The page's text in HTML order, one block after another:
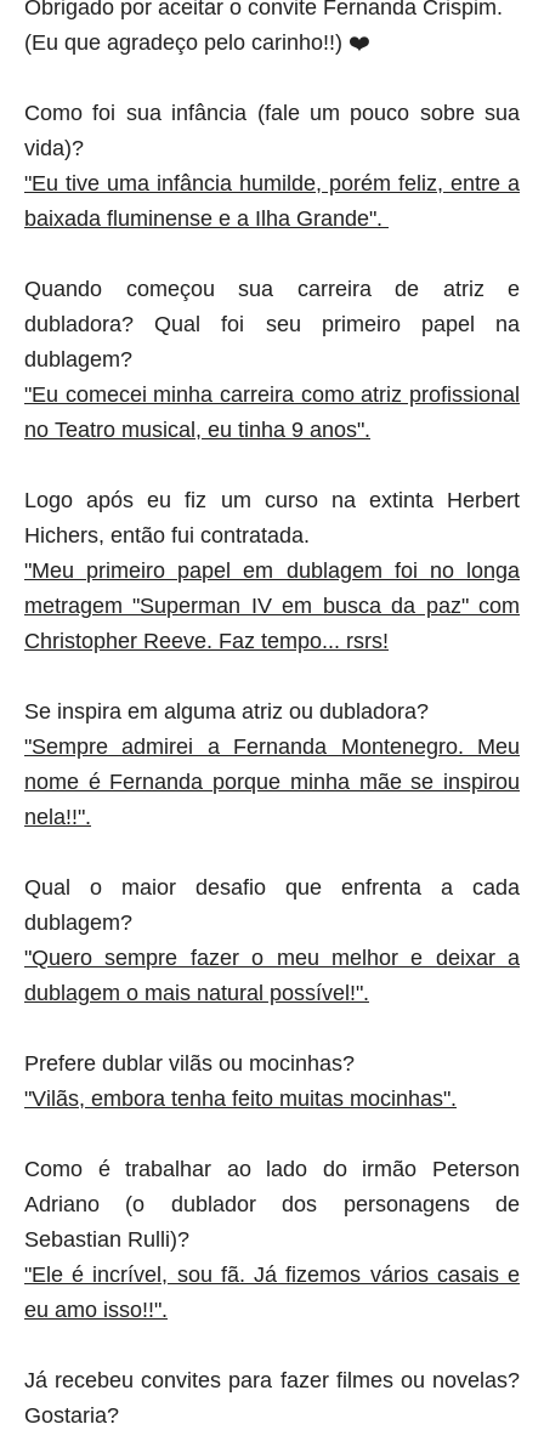
Obrigado por aceitar o convite Fernanda Crispim.
(Eu que agradeço pelo carinho!!) ❤️
Como foi sua infância (fale um pouco sobre sua
vida)?
"Eu tive uma infância humilde, porém feliz, entre a
baixada fluminense e a Ilha Grande".
Quando começou sua carreira de atriz e
dubladora? Qual foi seu primeiro papel na
dublagem?
"Eu comecei minha carreira como atriz profissional
no Teatro musical, eu tinha 9 anos".
Logo após eu fiz um curso na extinta Herbert
Hichers, então fui contratada.
"Meu primeiro papel em dublagem foi no longa
metragem "Superman IV em busca da paz" com
Christopher Reeve. Faz tempo... rsrs!
Se inspira em alguma atriz ou dubladora?
"Sempre admirei a Fernanda Montenegro. Meu
nome é Fernanda porque minha mãe se inspirou
nela!!".
Qual o maior desafio que enfrenta a cada
dublagem?
"Quero sempre fazer o meu melhor e deixar a
dublagem o mais natural possível!".
Prefere dublar vilãs ou mocinhas?
"Vilãs, embora tenha feito muitas mocinhas".
Como é trabalhar ao lado do irmão Peterson
Adriano (o dublador dos personagens de
Sebastian Rulli)?
"Ele é incrível, sou fã. Já fizemos vários casais e
eu amo isso!!".
Já recebeu convites para fazer filmes ou novelas?
Gostaria?